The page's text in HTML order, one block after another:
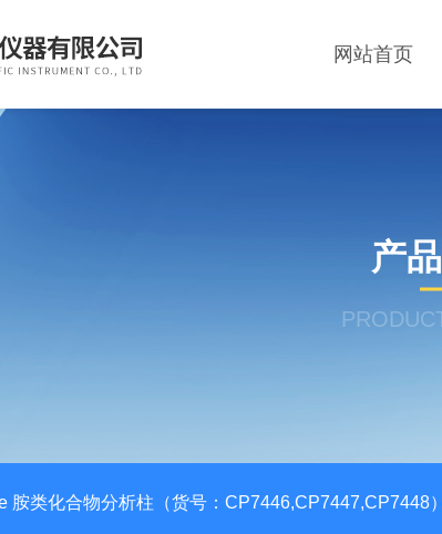
网站首页
产
胺类化合物分析柱（货号：CP7446,CP7447,CP7448）